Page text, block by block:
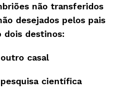
não transferidos
desejados pelos pais
dois destinos:
casal
científica